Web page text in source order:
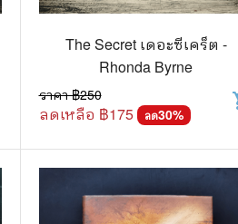
The Secret เดอะซีเคร็ต -
Rhonda Byrne
ราคา ฿250
ลดเหลือ ฿175 ลด30%